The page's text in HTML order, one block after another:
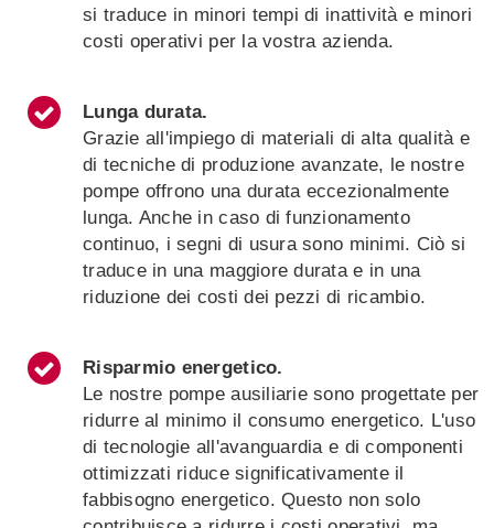
si traduce in minori tempi di inattività e minori
costi operativi per la vostra azienda.
Lunga durata.
Grazie all'impiego di materiali di alta qualità e
di tecniche di produzione avanzate, le nostre
pompe offrono una durata eccezionalmente
lunga. Anche in caso di funzionamento
continuo, i segni di usura sono minimi. Ciò si
traduce in una maggiore durata e in una
riduzione dei costi dei pezzi di ricambio.
Risparmio energetico.
Le nostre pompe ausiliarie sono progettate per
ridurre al minimo il consumo energetico. L'uso
di tecnologie all'avanguardia e di componenti
ottimizzati riduce significativamente il
fabbisogno energetico. Questo non solo